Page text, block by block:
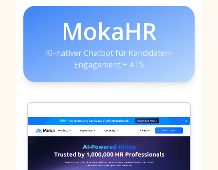
MokaHR
KI-nativer Chatbot für Kandidaten-
Engagement + ATS